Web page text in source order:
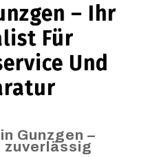
– Ihr
Für
Und
Gunzgen –
zuverlässig